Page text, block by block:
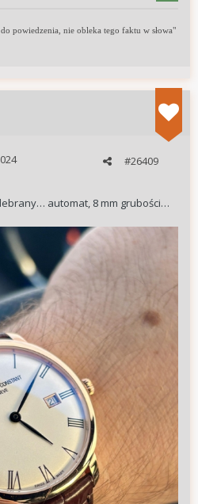
powiedzenia, nie obleka tego faktu w słowa"
#26409
automat, 8 mm grubości…